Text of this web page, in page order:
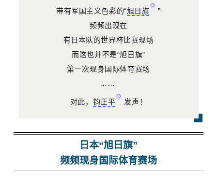
带有军国主义色彩的“旭日旗
”
频频出现在
有日本队的世界杯比赛现场
而这也并不是“旭日旗”
第一次现身国际体育赛场
……
对此， 钧正平 发声！
日本“旭日旗”
频频现身国际体育赛场